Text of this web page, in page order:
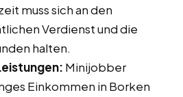
muss sich an den
Verdienst und die
halten.
Minijobber
Einkommen in Borken